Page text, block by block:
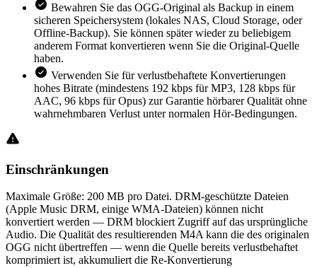
Bewahren Sie das OGG-Original als Backup in einem
sicheren Speichersystem (lokales NAS, Cloud Storage, oder
Offline-Backup). Sie können später wieder zu beliebigem
anderem Format konvertieren wenn Sie die Original-Quelle
haben.
Verwenden Sie für verlustbehaftete Konvertierungen
hohes Bitrate (mindestens 192 kbps für MP3, 128 kbps für
AAC, 96 kbps für Opus) zur Garantie hörbarer Qualität ohne
wahrnehmbaren Verlust unter normalen Hör-Bedingungen.
Einschränkungen
Maximale Größe: 200 MB pro Datei. DRM-geschützte Dateien
(Apple Music DRM, einige WMA-Dateien) können nicht
konvertiert werden — DRM blockiert Zugriff auf das ursprüngliche
Audio. Die Qualität des resultierenden M4A kann die des originalen
OGG nicht übertreffen — wenn die Quelle bereits verlustbehaftet
komprimiert ist, akkumuliert die Re-Konvertierung